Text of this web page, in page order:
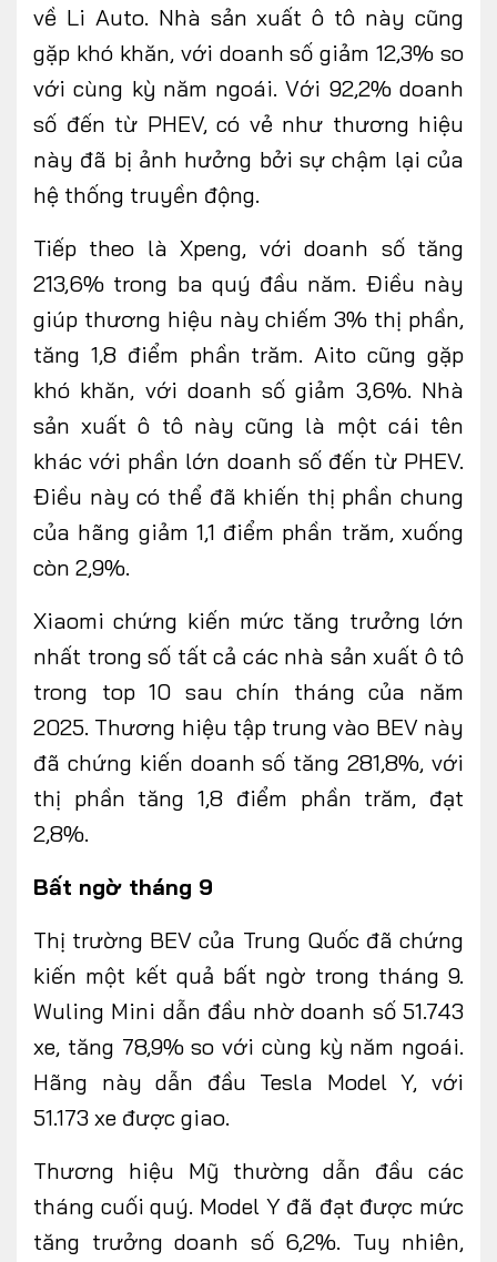
về Li Auto. Nhà sản xuất ô tô này cũng
gặp khó khăn, với doanh số giảm 12,3% so
với cùng kỳ năm ngoái. Với 92,2% doanh
số đến từ PHEV, có vẻ như thương hiệu
này đã bị ảnh hưởng bởi sự chậm lại của
hệ thống truyền động.
Tiếp theo là Xpeng, với doanh số tăng
213,6% trong ba quý đầu năm. Điều này
giúp thương hiệu này chiếm 3% thị phần,
tăng 1,8 điểm phần trăm. Aito cũng gặp
khó khăn, với doanh số giảm 3,6%. Nhà
sản xuất ô tô này cũng là một cái tên
khác với phần lớn doanh số đến từ PHEV.
Điều này có thể đã khiến thị phần chung
của hãng giảm 1,1 điểm phần trăm, xuống
còn 2,9%.
Xiaomi chứng kiến mức tăng trưởng lớn
nhất trong số tất cả các nhà sản xuất ô tô
trong top 10 sau chín tháng của năm
2025. Thương hiệu tập trung vào BEV này
đã chứng kiến doanh số tăng 281,8%, với
thị phần tăng 1,8 điểm phần trăm, đạt
2,8%.
Bất ngờ tháng 9
Thị trường BEV của Trung Quốc đã chứng
kiến một kết quả bất ngờ trong tháng 9.
Wuling Mini dẫn đầu nhờ doanh số 51.743
xe, tăng 78,9% so với cùng kỳ năm ngoái.
Hãng này dẫn đầu Tesla Model Y, với
51.173 xe được giao.
Thương hiệu Mỹ thường dẫn đầu các
tháng cuối quý. Model Y đã đạt được mức
tăng trưởng doanh số 6,2%. Tuy nhiên,